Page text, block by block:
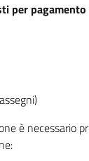
per
è necessario